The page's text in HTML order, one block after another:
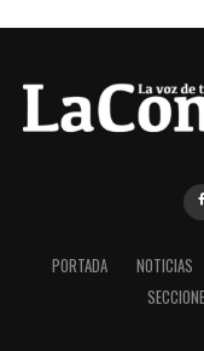
PORTADA NOTICIAS